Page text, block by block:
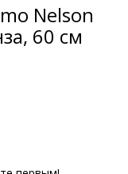
Nelson
60 см